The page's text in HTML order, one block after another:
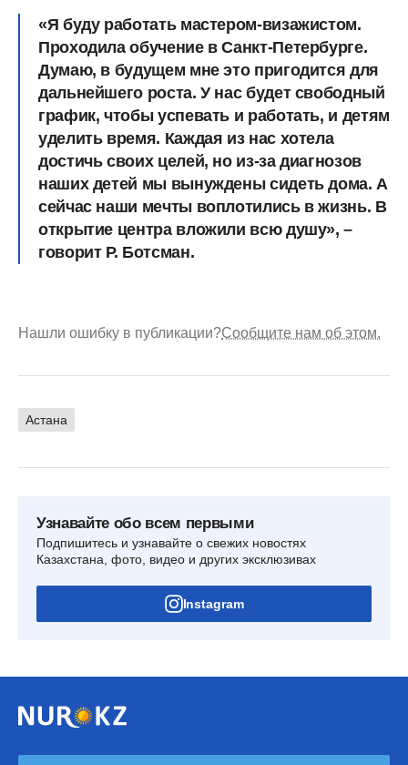
«Я буду работать мастером-визажистом.
Проходила обучение в Санкт-Петербурге.
Думаю, в будущем мне это пригодится для
дальнейшего роста. У нас будет свободный
график, чтобы успевать и работать, и детям
уделить время. Каждая из нас хотела
достичь своих целей, но из-за диагнозов
наших детей мы вынуждены сидеть дома. А
сейчас наши мечты воплотились в жизнь. В
открытие центра вложили всю душу», –
говорит Р. Ботсман.
Нашли ошибку в публикации?Сообщите нам об этом.
Астана
Узнавайте обо всем первыми
Подпишитесь и узнавайте о свежих новостях
Казахстана, фото, видео и других эксклюзивах
Instagram